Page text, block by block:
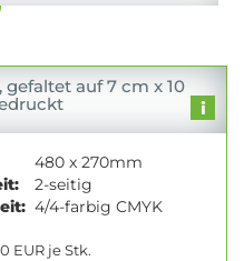
auf 7 cm x 10
480 x 270mm
2-seitig
4/4-farbig CMYK
EUR je Stk.